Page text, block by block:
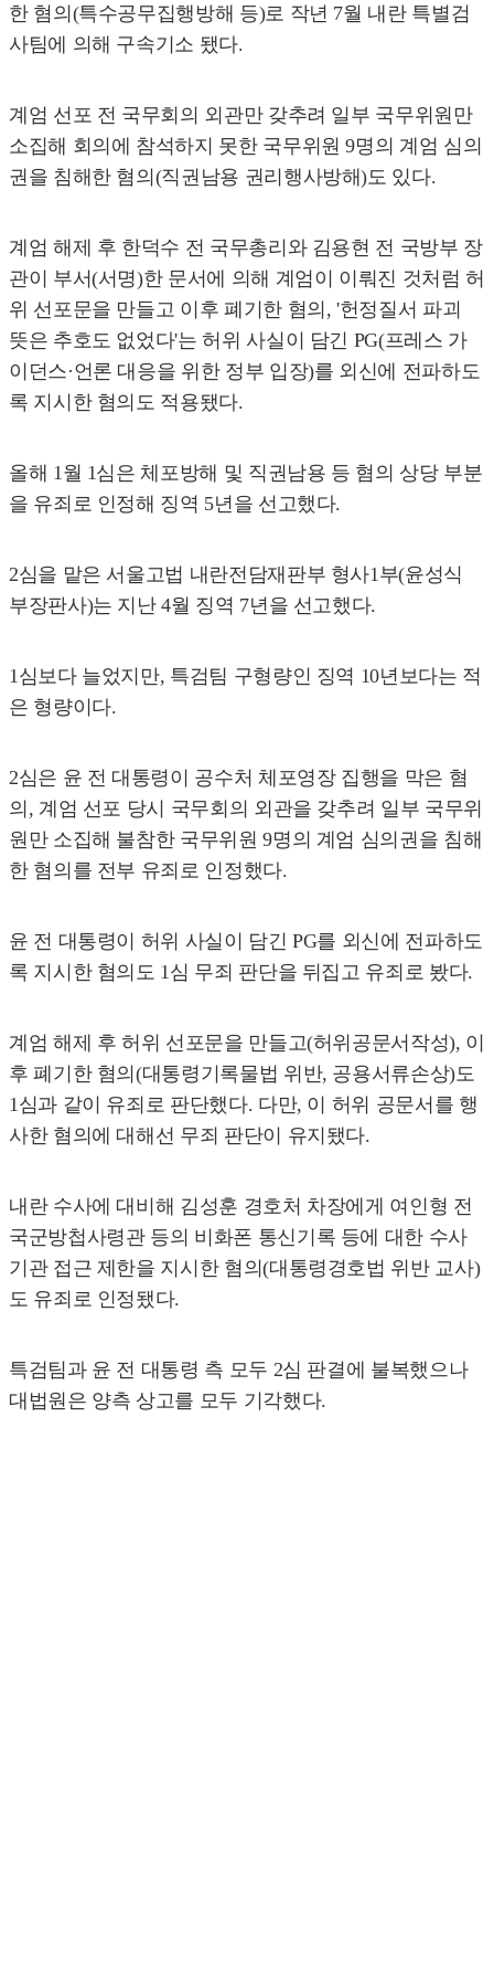
한 혐의(특수공무집행방해 등)로 작년 7월 내란 특별검
사팀에 의해 구속기소 됐다.
계엄 선포 전 국무회의 외관만 갖추려 일부 국무위원만
소집해 회의에 참석하지 못한 국무위원 9명의 계엄 심의
권을 침해한 혐의(직권남용 권리행사방해)도 있다.
계엄 해제 후 한덕수 전 국무총리와 김용현 전 국방부 장
관이 부서(서명)한 문서에 의해 계엄이 이뤄진 것처럼 허
위 선포문을 만들고 이후 폐기한 혐의, '헌정질서 파괴
뜻은 추호도 없었다'는 허위 사실이 담긴 PG(프레스 가
이던스·언론 대응을 위한 정부 입장)를 외신에 전파하도
록 지시한 혐의도 적용됐다.
올해 1월 1심은 체포방해 및 직권남용 등 혐의 상당 부분
을 유죄로 인정해 징역 5년을 선고했다.
2심을 맡은 서울고법 내란전담재판부 형사1부(윤성식
부장판사)는 지난 4월 징역 7년을 선고했다.
1심보다 늘었지만, 특검팀 구형량인 징역 10년보다는 적
은 형량이다.
2심은 윤 전 대통령이 공수처 체포영장 집행을 막은 혐
의, 계엄 선포 당시 국무회의 외관을 갖추려 일부 국무위
원만 소집해 불참한 국무위원 9명의 계엄 심의권을 침해
한 혐의를 전부 유죄로 인정했다.
윤 전 대통령이 허위 사실이 담긴 PG를 외신에 전파하도
록 지시한 혐의도 1심 무죄 판단을 뒤집고 유죄로 봤다.
계엄 해제 후 허위 선포문을 만들고(허위공문서작성), 이
후 폐기한 혐의(대통령기록물법 위반, 공용서류손상)도
1심과 같이 유죄로 판단했다. 다만, 이 허위 공문서를 행
사한 혐의에 대해선 무죄 판단이 유지됐다.
내란 수사에 대비해 김성훈 경호처 차장에게 여인형 전
국군방첩사령관 등의 비화폰 통신기록 등에 대한 수사
기관 접근 제한을 지시한 혐의(대통령경호법 위반 교사)
도 유죄로 인정됐다.
특검팀과 윤 전 대통령 측 모두 2심 판결에 불복했으나
대법원은 양측 상고를 모두 기각했다.